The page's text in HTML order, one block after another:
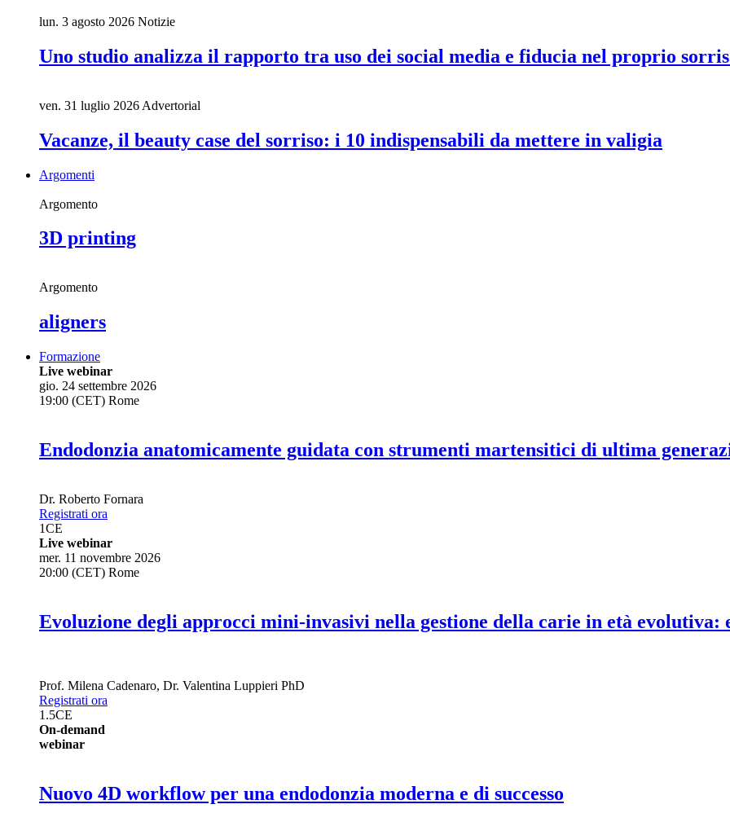
lun. 3 agosto 2026 Notizie
Uno studio analizza il rapporto tra uso dei social media e fiducia nel proprio
ven. 31 luglio 2026 Advertorial
Vacanze, il beauty case del sorriso: i 10 indispensabili da mettere in valigia
Argomenti
Argomento
3D printing
Argomento
aligners
Formazione
Live webinar
gio. 24 settembre 2026
19:00 (CET) Rome
Endodonzia anatomicamente guidata con strumenti martensitici di ultima
Dr. Roberto Fornara
Registrati ora
1CE
Live webinar
mer. 11 novembre 2026
20:00 (CET) Rome
Evoluzione degli approcci mini-invasivi nella gestione della carie in età evolutiva:
Prof. Milena Cadenaro, Dr. Valentina Luppieri PhD
Registrati ora
1.5CE
On-demand
webinar
Nuovo 4D workflow per una endodonzia moderna e di successo